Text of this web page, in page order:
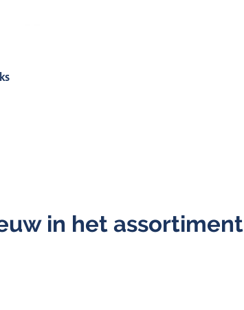
in het assortiment